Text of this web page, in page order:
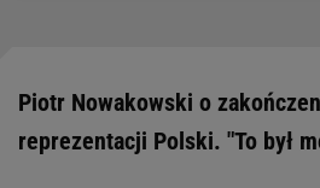
Piotr Nowakowski o
reprezentacji Polski. "To był